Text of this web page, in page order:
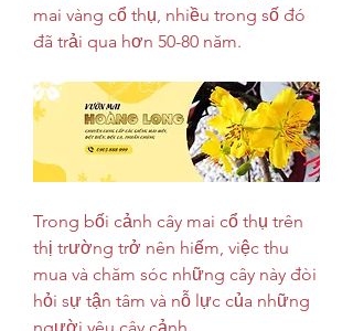
mai vàng cổ thụ, nhiều trong số đó
đã trải qua hơn 50-80 năm.
Trong bối cảnh cây mai cổ thụ trên
thị trường trở nên hiếm, việc thu
mua và chăm sóc những cây này đòi
hỏi sự tận tâm và nỗ lực của những
người yêu cây cảnh.